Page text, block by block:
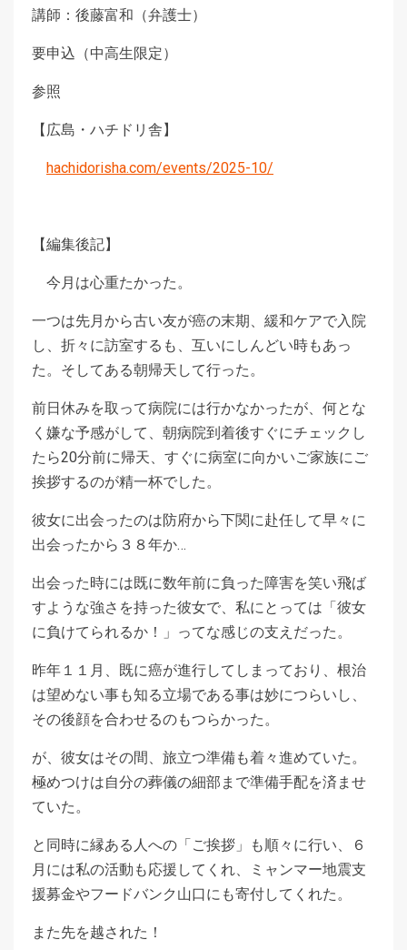
講師：後藤富和（弁護士）
要申込（中高生限定）
参照
【広島・ハチドリ舎】
hachidorisha.com/events/2025-10/
【編集後記】
今月は心重たかった。
一つは先月から古い友が癌の末期、緩和ケアで入院
し、折々に訪室するも、互いにしんどい時もあっ
た。そしてある朝帰天して行った。
前日休みを取って病院には行かなかったが、何とな
く嫌な予感がして、朝病院到着後すぐにチェックし
たら20分前に帰天、すぐに病室に向かいご家族にご
挨拶するのが精一杯でした。
彼女に出会ったのは防府から下関に赴任して早々に
出会ったから３８年か…
出会った時には既に数年前に負った障害を笑い飛ば
すような強さを持った彼女で、私にとっては「彼女
に負けてられるか！」ってな感じの支えだった。
昨年１１月、既に癌が進行してしまっており、根治
は望めない事も知る立場である事は妙につらいし、
その後顔を合わせるのもつらかった。
が、彼女はその間、旅立つ準備も着々進めていた。
極めつけは自分の葬儀の細部まで準備手配を済ませ
ていた。
と同時に縁ある人への「ご挨拶」も順々に行い、６
月には私の活動も応援してくれ、ミャンマー地震支
援募金やフードバンク山口にも寄付してくれた。
また先を越された！